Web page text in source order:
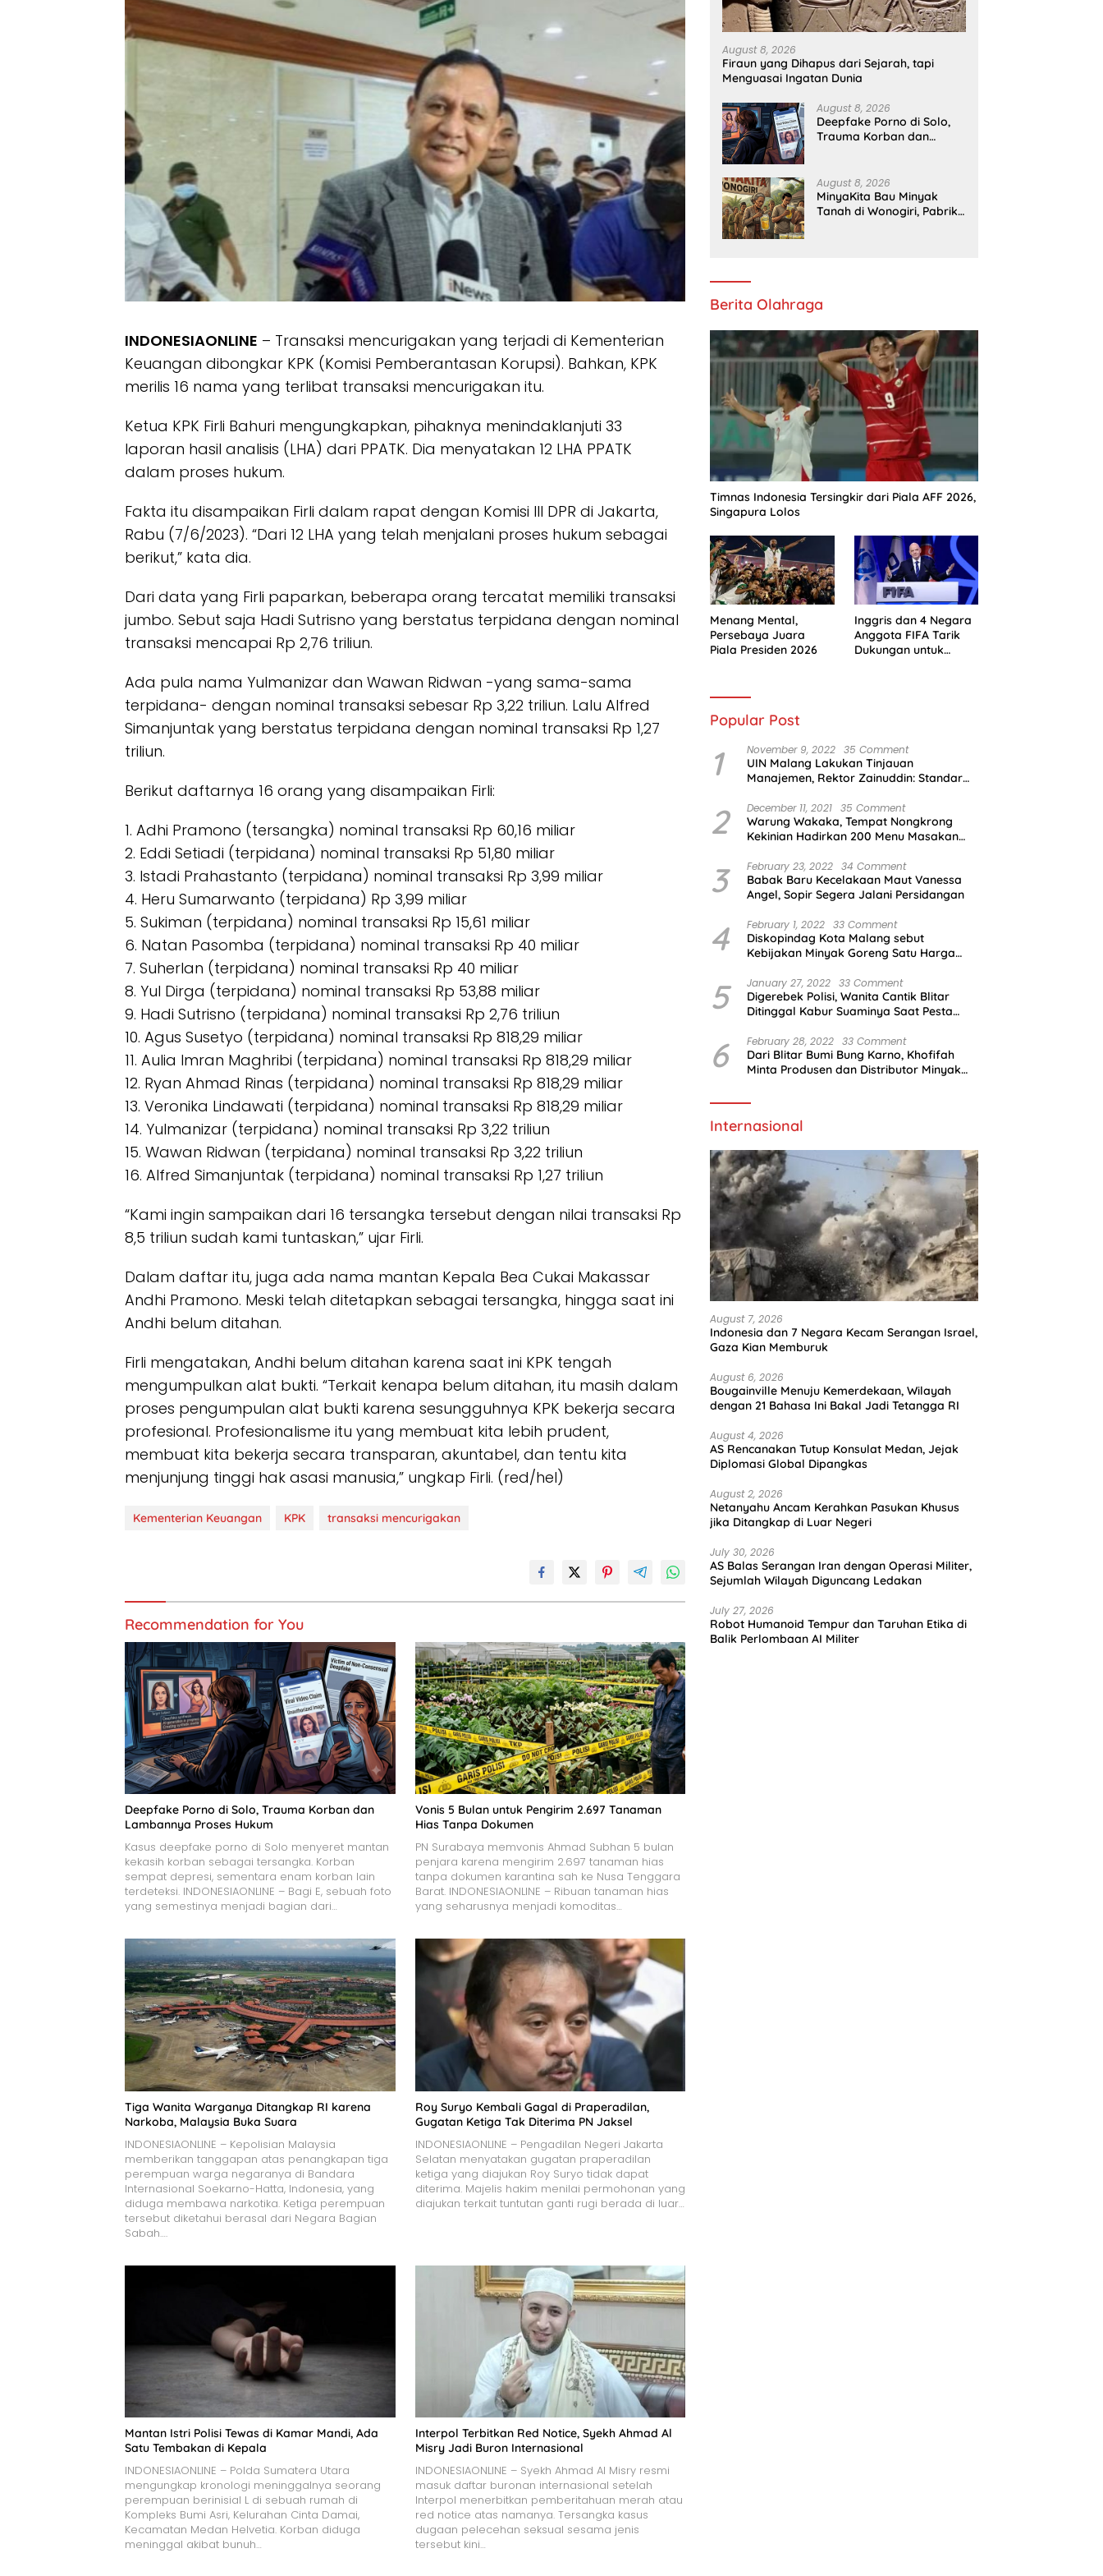
INDONESIAONLINE – Transaksi mencurigakan yang terjadi di Kementerian
Keuangan dibongkar KPK (Komisi Pemberantasan Korupsi). Bahkan, KPK
merilis 16 nama yang terlibat transaksi mencurigakan itu.
Ketua KPK Firli Bahuri mengungkapkan, pihaknya menindaklanjuti 33
laporan hasil analisis (LHA) dari PPATK. Dia menyatakan 12 LHA PPATK
dalam proses hukum.
Fakta itu disampaikan Firli dalam rapat dengan Komisi III DPR di Jakarta,
Rabu (7/6/2023). “Dari 12 LHA yang telah menjalani proses hukum sebagai
berikut,” kata dia.
Dari data yang Firli paparkan, beberapa orang tercatat memiliki transaksi
jumbo. Sebut saja Hadi Sutrisno yang berstatus terpidana dengan nominal
transaksi mencapai Rp 2,76 triliun.
Ada pula nama Yulmanizar dan Wawan Ridwan -yang sama-sama
terpidana- dengan nominal transaksi sebesar Rp 3,22 triliun. Lalu Alfred
Simanjuntak yang berstatus terpidana dengan nominal transaksi Rp 1,27
triliun.
Berikut daftarnya 16 orang yang disampaikan Firli:
1. Adhi Pramono (tersangka) nominal transaksi Rp 60,16 miliar
2. Eddi Setiadi (terpidana) nominal transaksi Rp 51,80 miliar
3. Istadi Prahastanto (terpidana) nominal transaksi Rp 3,99 miliar
4. Heru Sumarwanto (terpidana) Rp 3,99 miliar
5. Sukiman (terpidana) nominal transaksi Rp 15,61 miliar
6. Natan Pasomba (terpidana) nominal transaksi Rp 40 miliar
7. Suherlan (terpidana) nominal transaksi Rp 40 miliar
8. Yul Dirga (terpidana) nominal transaksi Rp 53,88 miliar
9. Hadi Sutrisno (terpidana) nominal transaksi Rp 2,76 triliun
10. Agus Susetyo (terpidana) nominal transaksi Rp 818,29 miliar
11. Aulia Imran Maghribi (terpidana) nominal transaksi Rp 818,29 miliar
12. Ryan Ahmad Rinas (terpidana) nominal transaksi Rp 818,29 miliar
13. Veronika Lindawati (terpidana) nominal transaksi Rp 818,29 miliar
14. Yulmanizar (terpidana) nominal transaksi Rp 3,22 triliun
15. Wawan Ridwan (terpidana) nominal transaksi Rp 3,22 triliun
16. Alfred Simanjuntak (terpidana) nominal transaksi Rp 1,27 triliun
“Kami ingin sampaikan dari 16 tersangka tersebut dengan nilai transaksi Rp
8,5 triliun sudah kami tuntaskan,” ujar Firli.
Dalam daftar itu, juga ada nama mantan Kepala Bea Cukai Makassar
Andhi Pramono. Meski telah ditetapkan sebagai tersangka, hingga saat ini
Andhi belum ditahan.
Firli mengatakan, Andhi belum ditahan karena saat ini KPK tengah
mengumpulkan alat bukti. “Terkait kenapa belum ditahan, itu masih dalam
proses pengumpulan alat bukti karena sesungguhnya KPK bekerja secara
profesional. Profesionalisme itu yang membuat kita lebih prudent,
membuat kita bekerja secara transparan, akuntabel, dan tentu kita
menjunjung tinggi hak asasi manusia,” ungkap Firli. (red/hel)
Kementerian Keuangan KPK transaksi mencurigakan
Recommendation for You
Deepfake Porno di Solo, Trauma Korban dan
Lambannya Proses Hukum
Kasus deepfake porno di Solo menyeret mantan
kekasih korban sebagai tersangka. Korban
sempat depresi, sementara enam korban lain
terdeteksi. INDONESIAONLINE – Bagi E, sebuah foto
yang semestinya menjadi bagian dari…
Vonis 5 Bulan untuk Pengirim 2.697 Tanaman
Hias Tanpa Dokumen
PN Surabaya memvonis Ahmad Subhan 5 bulan
penjara karena mengirim 2.697 tanaman hias
tanpa dokumen karantina sah ke Nusa Tenggara
Barat. INDONESIAONLINE – Ribuan tanaman hias
yang seharusnya menjadi komoditas…
Tiga Wanita Warganya Ditangkap RI karena
Narkoba, Malaysia Buka Suara
INDONESIAONLINE – Kepolisian Malaysia
memberikan tanggapan atas penangkapan tiga
perempuan warga negaranya di Bandara
Internasional Soekarno-Hatta, Indonesia, yang
diduga membawa narkotika. Ketiga perempuan
tersebut diketahui berasal dari Negara Bagian
Sabah….
Roy Suryo Kembali Gagal di Praperadilan,
Gugatan Ketiga Tak Diterima PN Jaksel
INDONESIAONLINE – Pengadilan Negeri Jakarta
Selatan menyatakan gugatan praperadilan
ketiga yang diajukan Roy Suryo tidak dapat
diterima. Majelis hakim menilai permohonan yang
diajukan terkait tuntutan ganti rugi berada di luar…
Mantan Istri Polisi Tewas di Kamar Mandi, Ada
Satu Tembakan di Kepala
INDONESIAONLINE – Polda Sumatera Utara
mengungkap kronologi meninggalnya seorang
perempuan berinisial L di sebuah rumah di
Kompleks Bumi Asri, Kelurahan Cinta Damai,
Kecamatan Medan Helvetia. Korban diduga
meninggal akibat bunuh…
Interpol Terbitkan Red Notice, Syekh Ahmad Al
Misry Jadi Buron Internasional
INDONESIAONLINE – Syekh Ahmad Al Misry resmi
masuk daftar buronan internasional setelah
Interpol menerbitkan pemberitahuan merah atau
red notice atas namanya. Tersangka kasus
dugaan pelecehan seksual sesama jenis
tersebut kini…
August 8, 2026
Firaun yang Dihapus dari Sejarah, tapi
Menguasai Ingatan Dunia
August 8, 2026
Deepfake Porno di Solo,
Trauma Korban dan
August 8, 2026
MinyaKita Bau Minyak
Tanah di Wonogiri, Pabrik
Berita Olahraga
Timnas Indonesia Tersingkir dari Piala AFF 2026,
Singapura Lolos
Menang Mental,
Persebaya Juara
Piala Presiden 2026
Inggris dan 4 Negara
Anggota FIFA Tarik
Dukungan untuk
Popular Post
1 November 9, 2022 35 Comment
UIN Malang Lakukan Tinjauan
Manajemen, Rektor Zainuddin: Standar
2 December 11, 2021 35 Comment
Warung Wakaka, Tempat Nongkrong
Kekinian Hadirkan 200 Menu Masakan
3 February 23, 2022 34 Comment
Babak Baru Kecelakaan Maut Vanessa
Angel, Sopir Segera Jalani Persidangan
4 February 1, 2022 33 Comment
Diskopindag Kota Malang sebut
Kebijakan Minyak Goreng Satu Harga
5 January 27, 2022 33 Comment
Digerebek Polisi, Wanita Cantik Blitar
Ditinggal Kabur Suaminya Saat Pesta
6 February 28, 2022 33 Comment
Dari Blitar Bumi Bung Karno, Khofifah
Minta Produsen dan Distributor Minyak
Internasional
August 7, 2026
Indonesia dan 7 Negara Kecam Serangan Israel,
Gaza Kian Memburuk
August 6, 2026
Bougainville Menuju Kemerdekaan, Wilayah
dengan 21 Bahasa Ini Bakal Jadi Tetangga RI
August 4, 2026
AS Rencanakan Tutup Konsulat Medan, Jejak
Diplomasi Global Dipangkas
August 2, 2026
Netanyahu Ancam Kerahkan Pasukan Khusus
jika Ditangkap di Luar Negeri
July 30, 2026
AS Balas Serangan Iran dengan Operasi Militer,
Sejumlah Wilayah Diguncang Ledakan
July 27, 2026
Robot Humanoid Tempur dan Taruhan Etika di
Balik Perlombaan AI Militer